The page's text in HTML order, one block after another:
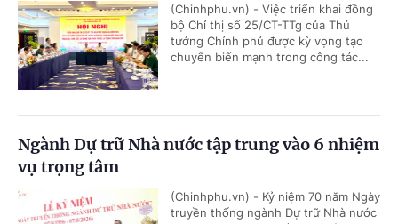
(Chinhphu.vn) - Việc triển khai đồng
bộ Chỉ thị số 25/CT-TTg của Thủ
tướng Chính phủ được kỳ vọng tạo
chuyển biến mạnh trong công tác...
Ngành Dự trữ Nhà nước tập trung vào 6 nhiệm
vụ trọng tâm
(Chinhphu.vn) - Kỷ niệm 70 năm Ngày
truyền thống ngành Dự trữ Nhà nước